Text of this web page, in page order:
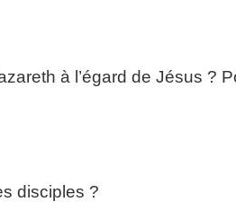
à l’égard de Jésus ?
disciples ?